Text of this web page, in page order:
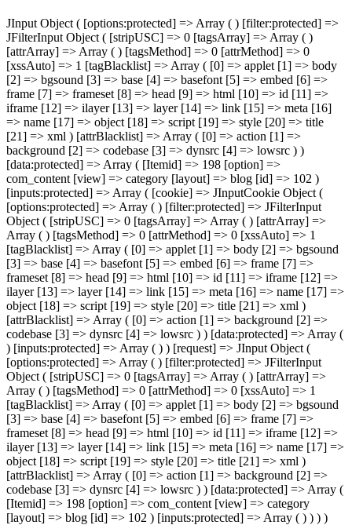
JInput Object ( [options:protected] => Array ( ) [filter:protected] =>
JFilterInput Object ( [stripUSC] => 0 [tagsArray] => Array ( )
[attrArray] => Array ( ) [tagsMethod] => 0 [attrMethod] => 0
[xssAuto] => 1 [tagBlacklist] => Array ( [0] => applet [1] => body
[2] => bgsound [3] => base [4] => basefont [5] => embed [6] =>
frame [7] => frameset [8] => head [9] => html [10] => id [11] =>
iframe [12] => ilayer [13] => layer [14] => link [15] => meta [16]
=> name [17] => object [18] => script [19] => style [20] => title
[21] => xml ) [attrBlacklist] => Array ( [0] => action [1] =>
background [2] => codebase [3] => dynsrc [4] => lowsrc ) )
[data:protected] => Array ( [Itemid] => 198 [option] =>
com_content [view] => category [layout] => blog [id] => 102 )
[inputs:protected] => Array ( [cookie] => JInputCookie Object (
[options:protected] => Array ( ) [filter:protected] => JFilterInput
Object ( [stripUSC] => 0 [tagsArray] => Array ( ) [attrArray] =>
Array ( ) [tagsMethod] => 0 [attrMethod] => 0 [xssAuto] => 1
[tagBlacklist] => Array ( [0] => applet [1] => body [2] => bgsound
[3] => base [4] => basefont [5] => embed [6] => frame [7] =>
frameset [8] => head [9] => html [10] => id [11] => iframe [12] =>
ilayer [13] => layer [14] => link [15] => meta [16] => name [17] =>
object [18] => script [19] => style [20] => title [21] => xml )
[attrBlacklist] => Array ( [0] => action [1] => background [2] =>
codebase [3] => dynsrc [4] => lowsrc ) ) [data:protected] => Array (
) [inputs:protected] => Array ( ) ) [request] => JInput Object (
[options:protected] => Array ( ) [filter:protected] => JFilterInput
Object ( [stripUSC] => 0 [tagsArray] => Array ( ) [attrArray] =>
Array ( ) [tagsMethod] => 0 [attrMethod] => 0 [xssAuto] => 1
[tagBlacklist] => Array ( [0] => applet [1] => body [2] => bgsound
[3] => base [4] => basefont [5] => embed [6] => frame [7] =>
frameset [8] => head [9] => html [10] => id [11] => iframe [12] =>
ilayer [13] => layer [14] => link [15] => meta [16] => name [17] =>
object [18] => script [19] => style [20] => title [21] => xml )
[attrBlacklist] => Array ( [0] => action [1] => background [2] =>
codebase [3] => dynsrc [4] => lowsrc ) ) [data:protected] => Array (
[Itemid] => 198 [option] => com_content [view] => category
[layout] => blog [id] => 102 ) [inputs:protected] => Array ( ) ) ) )